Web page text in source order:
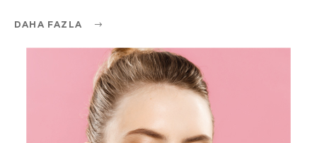
DAHA FAZLA